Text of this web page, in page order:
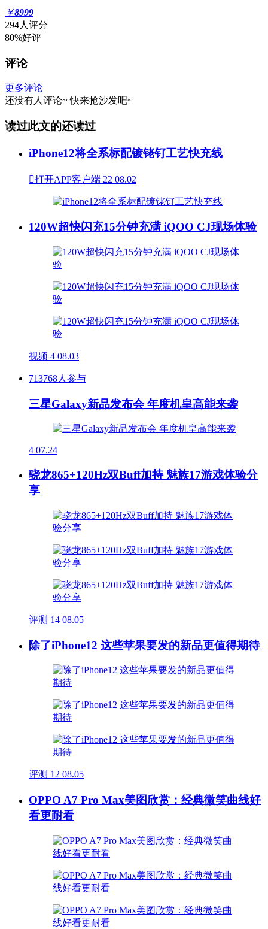
￥8999
294人评分
80%好评
评论
更多评论
还没有人评论~ 快来抢沙发吧~
读过此文的还读过
iPhone12将全系标配镀铑钌工艺快充线
打开APP客户端 22 08.02
120W超快闪充15分钟充满 iQOO CJ现场体验
视频 4 08.03
713768人参与
三星Galaxy新品发布会 年度机皇高能来袭
4 07.24
骁龙865+120Hz双Buff加持 魅族17游戏体验分
享
评测 14 08.05
除了iPhone12 这些苹果要发的新品更值得期待
评测 12 08.05
OPPO A7 Pro Max美图欣赏：经典微笑曲线好
看更耐看